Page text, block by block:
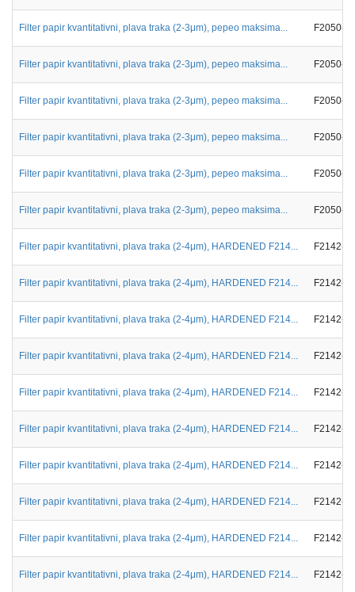
Filter papir kvantitativni, plava traka (2-3μm), pepeo maksima... F2050-
Filter papir kvantitativni, plava traka (2-3μm), pepeo maksima... F2050-
Filter papir kvantitativni, plava traka (2-3μm), pepeo maksima... F2050-
Filter papir kvantitativni, plava traka (2-3μm), pepeo maksima... F2050-
Filter papir kvantitativni, plava traka (2-3μm), pepeo maksima... F2050-
Filter papir kvantitativni, plava traka (2-3μm), pepeo maksima... F2050-
Filter papir kvantitativni, plava traka (2-4μm), HARDENED F214... F2142-
Filter papir kvantitativni, plava traka (2-4μm), HARDENED F214... F2142-
Filter papir kvantitativni, plava traka (2-4μm), HARDENED F214... F2142-
Filter papir kvantitativni, plava traka (2-4μm), HARDENED F214... F2142-
Filter papir kvantitativni, plava traka (2-4μm), HARDENED F214... F2142-
Filter papir kvantitativni, plava traka (2-4μm), HARDENED F214... F2142-
Filter papir kvantitativni, plava traka (2-4μm), HARDENED F214... F2142-
Filter papir kvantitativni, plava traka (2-4μm), HARDENED F214... F2142-
Filter papir kvantitativni, plava traka (2-4μm), HARDENED F214... F2142-
Filter papir kvantitativni, plava traka (2-4μm), HARDENED F214... F2142-